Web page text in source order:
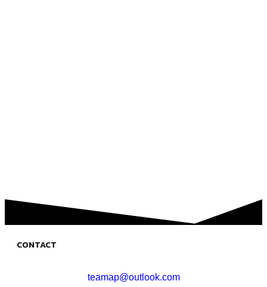
CONTACT
teamap@outlook.com